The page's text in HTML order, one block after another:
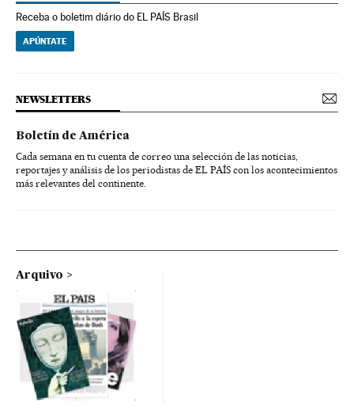
Receba o boletim diário do EL PAÍS Brasil
APÚNTATE
NEWSLETTERS
Boletín de América
Cada semana en tu cuenta de correo una selección de las noticias,
reportajes y análisis de los periodistas de EL PAÍS con los acontecimientos
más relevantes del continente.
Arquivo